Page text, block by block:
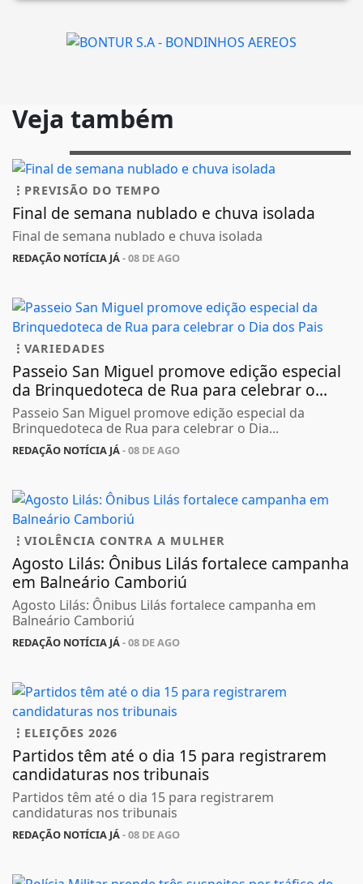
Veja também
PREVISÃO DO TEMPO
Final de semana nublado e chuva isolada
Final de semana nublado e chuva isolada
REDAÇÃO NOTÍCIA JÁ- 08 DE AGO
VARIEDADES
Passeio San Miguel promove edição especial
da Brinquedoteca de Rua para celebrar o...
Passeio San Miguel promove edição especial da
Brinquedoteca de Rua para celebrar o Dia...
REDAÇÃO NOTÍCIA JÁ- 08 DE AGO
VIOLÊNCIA CONTRA A MULHER
Agosto Lilás: Ônibus Lilás fortalece campanha
em Balneário Camboriú
Agosto Lilás: Ônibus Lilás fortalece campanha em
Balneário Camboriú
REDAÇÃO NOTÍCIA JÁ- 08 DE AGO
ELEIÇÕES 2026
Partidos têm até o dia 15 para registrarem
candidaturas nos tribunais
Partidos têm até o dia 15 para registrarem
candidaturas nos tribunais
REDAÇÃO NOTÍCIA JÁ- 08 DE AGO